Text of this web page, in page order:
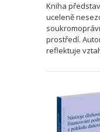
Kniha
uceleně
prostředí.
reflektuje